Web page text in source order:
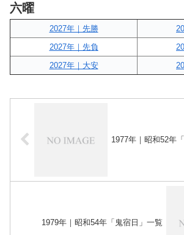
六曜
2027年｜先勝
2027年｜先負
2027年｜大安
1977年｜昭和52年
1979年｜昭和54年「鬼宿日」一覧